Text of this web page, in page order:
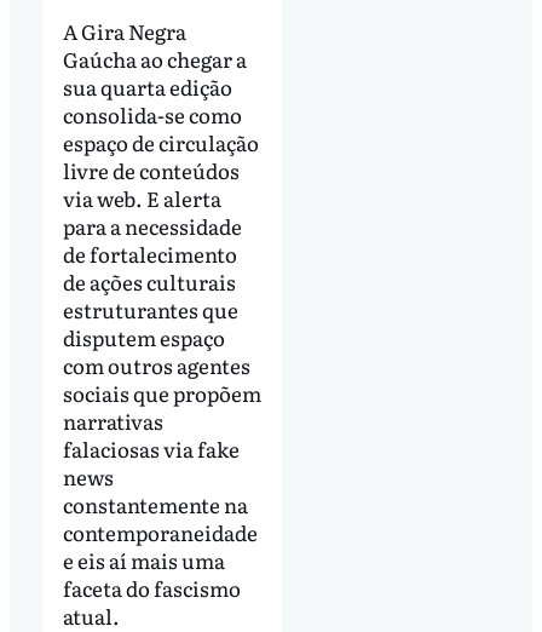
A Gira Negra
Gaúcha ao chegar a
sua quarta edição
consolida-se como
espaço de circulação
livre de conteúdos
via web. E alerta
para a necessidade
de fortalecimento
de ações culturais
estruturantes que
disputem espaço
com outros agentes
sociais que propõem
narrativas
falaciosas via fake
news
constantemente na
contemporaneidade
e eis aí mais uma
faceta do fascismo
atual.